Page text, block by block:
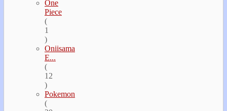
One
Piece
(
1
)
Oniisama
E...
(
12
)
Pokemon
(